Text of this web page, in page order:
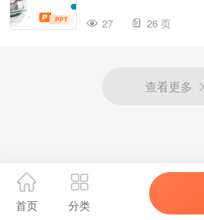
首页 分类
27 26 页
查看更多